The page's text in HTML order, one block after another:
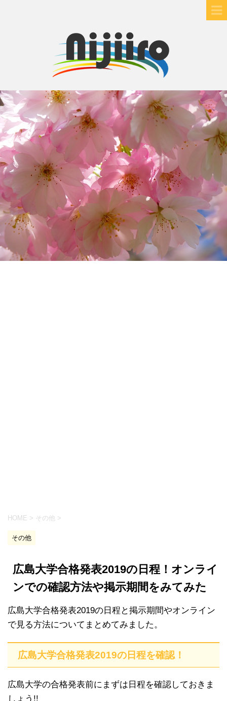
HOME > その他 >
その他
広島大学合格発表2019の日程！オンライ
ンでの確認方法や掲示期間をみてみた
広島大学合格発表2019の日程と掲示期間やオンライン
で見る方法についてまとめてみました。
広島大学合格発表2019の日程を確認！
広島大学の合格発表前にまずは日程を確認しておきま
しょう!!